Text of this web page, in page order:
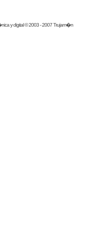
y digital © 2003 - 2007 Trujam�n